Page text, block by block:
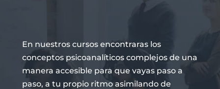
En nuestros cursos encontraras los
conceptos psicoanalíticos complejos de una
manera accesible para que vayas paso a
paso, a tu propio ritmo asimilando de